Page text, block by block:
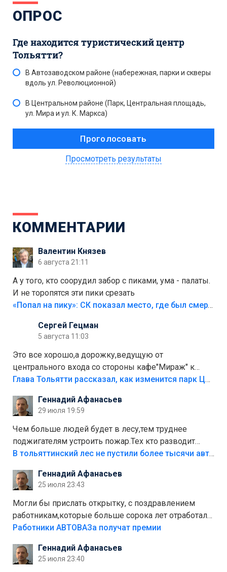
ОПРОС
Где находится туристический центр
Тольятти?
В Автозаводском районе (набережная, парки и скверы
вдоль ул. Революционной)
В Центральном районе (Парк, Центральная площадь,
ул. Мира и ул. К. Маркса)
Просмотреть результаты
КОММЕНТАРИИ
Валентин Князев
6 августа 21:11
А у того, кто соорудил забор с пиками, ума - палаты.
И не торопятся эти пики срезать
«Попал на пику»: СК показал место, где был смертельно травмирован ребенок в Тольятти
Сергей Гецман
5 августа 11:03
Это все хорошо,а дорожку,ведущую от
центрального входа со стороны кафе"Мираж" к
аттракционам слабо доделать?А то бордюры
лежала в парке и испортилась.Да еще,видимо,часть
украли.
Глава Тольятти рассказал, как изменится парк Центрального района
Геннадий Афанасьев
29 июля 19:59
Чем больше людей будет в лесу,тем труднее
поджигателям устроить пожар.Тех кто разводит
костры,тех надо безбожно штрафовать.Камер полно
Штрафы мизерные.
В тольяттинский лес не пустили более тысячи автомобилей
Геннадий Афанасьев
25 июля 23:43
Могли бы прислать открытку, с поздравлением
работникам,которые больше сорока лет отработали
на предприятии.
Работники АВТОВАЗа получат премии
Геннадий Афанасьев
25 июля 23:40